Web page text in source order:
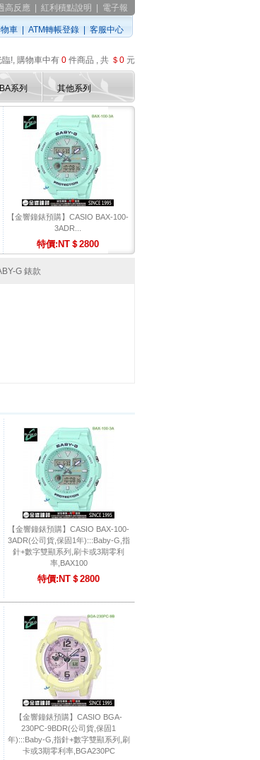
高反應 紅利積點說明
電子報
車 ATM轉帳登錄 客服中心
!, 購物車中有 0 件商品 , 共 ＄0 元
系列 其他系列
【金響鐘錶預購】CASIO BAX-100-
3ADR...
特價:NT＄2800
G 錶款
【金響鐘錶預購】CASIO BAX-100-
3ADR(公司貨,保固1年):::Baby-G,指
針+數字雙顯系列,刷卡或3期零利
率,BAX100
特價:NT＄2800
【金響鐘錶預購】CASIO BGA-
230PC-9BDR(公司貨,保固1
年):::Baby-G,指針+數字雙顯系列,刷
卡或3期零利率,BGA230PC